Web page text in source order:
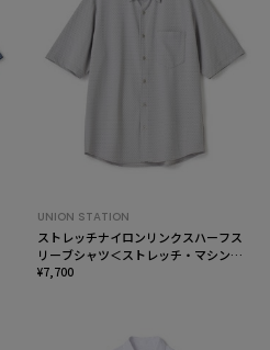
UNION STATION
ストレッチナイロンリンクスハーフス
リーブシャツ＜ストレッチ・マシンウ
ォッシャブル・接触冷感＞
¥7,700